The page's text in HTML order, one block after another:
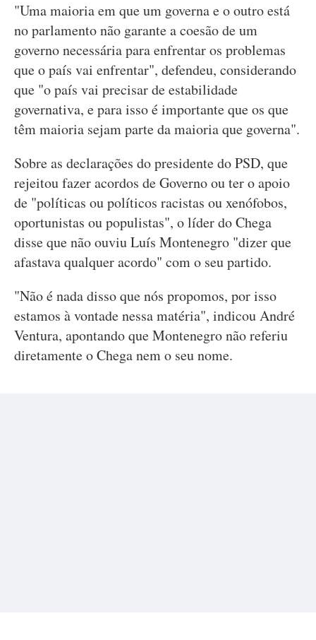
"Uma maioria em que um governa e o outro está
no parlamento não garante a coesão de um
governo necessária para enfrentar os problemas
que o país vai enfrentar", defendeu, considerando
que "o país vai precisar de estabilidade
governativa, e para isso é importante que os que
têm maioria sejam parte da maioria que governa".
Sobre as declarações do presidente do PSD, que
rejeitou fazer acordos de Governo ou ter o apoio
de "políticas ou políticos racistas ou xenófobos,
oportunistas ou populistas", o líder do Chega
disse que não ouviu Luís Montenegro "dizer que
afastava qualquer acordo" com o seu partido.
"Não é nada disso que nós propomos, por isso
estamos à vontade nessa matéria", indicou André
Ventura, apontando que Montenegro não referiu
diretamente o Chega nem o seu nome.